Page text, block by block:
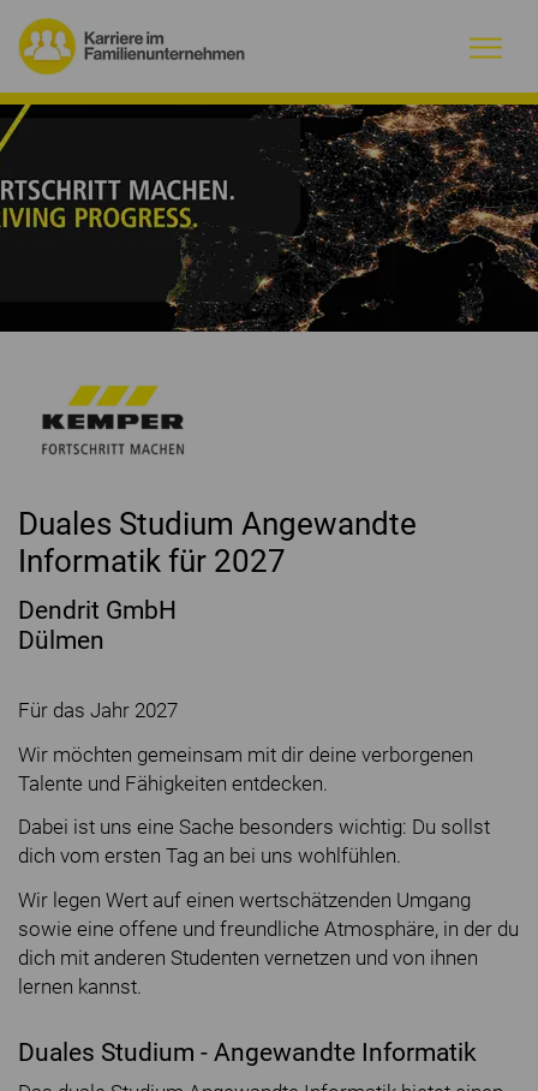
Warum Familienunternehmen?
Firmenprofile
Magazin
Initiative
Kontakt
Duales Studium Angewandte
Informatik für 2027
Dendrit GmbH
Dülmen
Für das Jahr 2027
Wir möchten gemeinsam mit dir deine verborgenen
Talente und Fähigkeiten entdecken.
Dabei ist uns eine Sache besonders wichtig: Du sollst
dich vom ersten Tag an bei uns wohlfühlen.
Wir legen Wert auf einen wertschätzenden Umgang
sowie eine offene und freundliche Atmosphäre, in der du
dich mit anderen Studenten vernetzen und von ihnen
lernen kannst.
Duales Studium - Angewandte Informatik